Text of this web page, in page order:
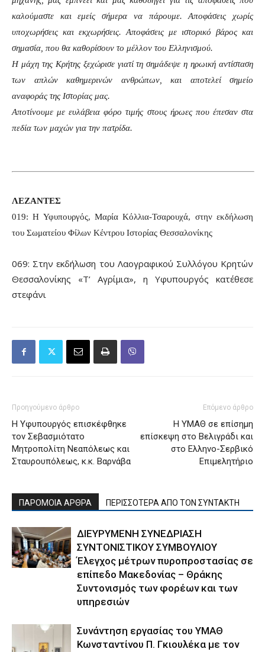
καλούμαστε και εμείς σήμερα να πάρουμε. Αποφάσεις χωρίς
υποχωρήσεις και εκχωρήσεις. Αποφάσεις με ιστορικό βάρος και
σημασία, που θα καθορίσουν το μέλλον του Ελληνισμού.
Η μάχη της Κρήτης ξεχώρισε γιατί τη σημάδεψε η ηρωική αντίσταση
των απλών καθημερινών ανθρώπων, και αποτελεί σημείο
αναφοράς της Ιστορίας μας.
Αποτίνουμε με ευλάβεια φόρο τιμής στους ήρωες που έπεσαν στα
πεδία των μαχών για την πατρίδα.
ΛΕΖΑΝΤΕΣ
019: Η Υφυπουργός, Μαρία Κόλλια-Τσαρουχά, στην εκδήλωση
του Σωματείου Φίλων Κέντρου Ιστορίας Θεσσαλονίκης
069: Στην εκδήλωση του Λαογραφικού Συλλόγου Κρητών
Θεσσαλονίκης «Τ’ Αγρίμια», η Υφυπουργός κατέθεσε
στεφάνι
Προηγούμενο άρθρο
Η Υφυπουργός επισκέφθηκε
τον Σεβασμιότατο
Μητροπολίτη Νεαπόλεως και
Σταυρουπόλεως, κ.κ. Βαρνάβα
Επόμενο άρθρο
Η ΥΜΑΘ σε επίσημη
επίσκεψη στο Βελιγράδι και
στο Ελληνο-Σερβικό
Επιμελητήριο
ΠΑΡΟΜΟΙΑ ΑΡΘΡΑ ΠΕΡΙΣΣΟΤΕΡΑ ΑΠΟ ΤΟΝ ΣΥΝΤΑΚΤΗ
ΔΙΕΥΡΥΜΕΝΗ ΣΥΝΕΔΡΙΑΣΗ
ΣΥΝΤΟΝΙΣΤΙΚΟΥ ΣΥΜΒΟΥΛΙΟΥ
Έλεγχος μέτρων πυροπροστασίας σε
επίπεδο Μακεδονίας – Θράκης
Συντονισμός των φορέων και των
υπηρεσιών
Συνάντηση εργασίας του ΥΜΑΘ
Κωνσταντίνου Π. Γκιουλέκα με τον